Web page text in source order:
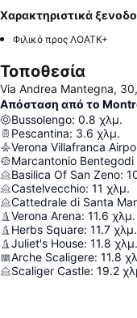
Χαρακτηριστικά
Φιλικό προς ΛΟΑΤΚ+
Τοποθεσία
Via Andrea Mantegna,
Απόσταση από το
Bussolengo: 0.8 χλμ.
Pescantina: 3.6 χλμ.
Verona Villafranca
Marcantonio Bentegodi
Basilica Of San Zeno:
Castelvecchio: 11 χλμ.
Cattedrale di Santa
Verona Arena: 11.6 χλμ.
Herbs Square: 11.7 χλμ.
Juliet's House: 11.8 χλμ.
Arche Scaligere: 11.8
Scaliger Castle: 19.2